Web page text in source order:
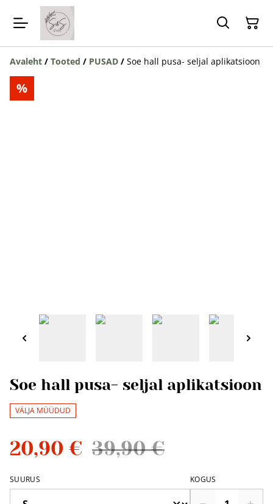
Avaleht / Tooted / PUSAD / Soe hall pusa- seljal aplikatsioon
%
Soe hall pusa- seljal aplikatsioon
VÄLJA MÜÜDUD
20,90 € 39,90 €
SUURUS KOGUS